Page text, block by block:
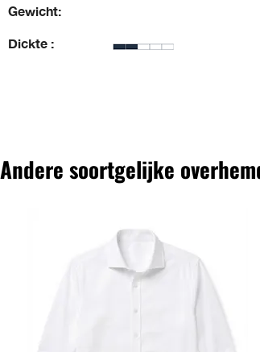
Gewicht:
Dickte :
Andere soortgelijke